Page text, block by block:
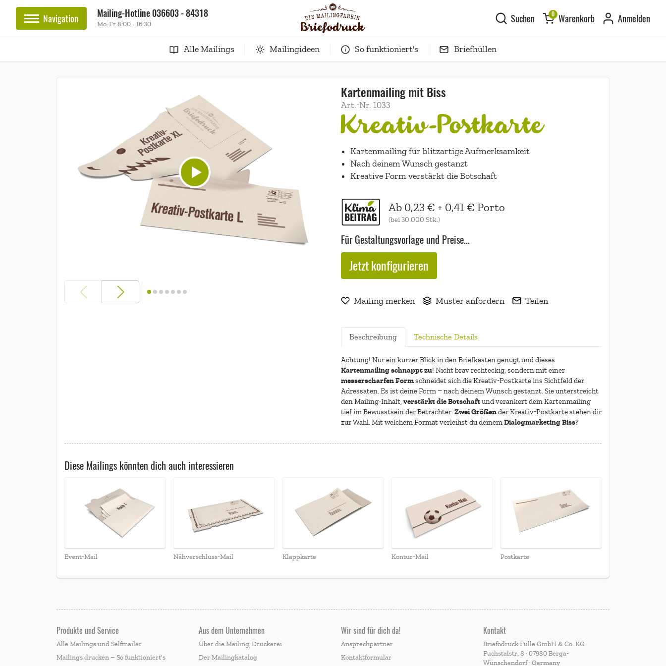
Navigation Mailing-Hotline036603 - 84318
Mo-Fr 8:00 - 16:30 Suchen Warenkorb
0 Anmelden
Alle Mailings Mailingideen So funktioniert's Briefhüllen
Die Kreativ-Postkarte L
Kartenmailing mit Biss
Art.-Nr. 1033
Kreativ-Postkarte
Kartenmailing für blitzartige Aufmerksamkeit
Nach deinem Wunsch gestanzt
Kreative Form verstärkt die Botschaft
Ab 0,23 € + 0,41 € Porto
(bei30.000 Stk.)
Für Gestaltungsvorlage und Preise...
Jetzt konfigurieren
Mailing merken Muster anfordern Teilen
Beschreibung Technische Details
Achtung! Nur ein kurzer Blick in den Briefkasten genügt und dieses
Kartenmailing schnappt zu! Nicht brav rechteckig, sondern mit einer
messerscharfen Formschneidet sich die Kreativ-Postkarte ins Sichtfeld der
Adressaten. Es ist deine Form – nach deinem Wunsch gestanzt. Sie unterstreicht
den Mailing-Inhalt, verstärkt die Botschaftund verankert dein Kartenmailing
tief im Bewusstsein der Betrachter.Zwei Größender Kreativ-Postkarte stehen dir
zur Wahl. Mit welchem Format verleihst du deinemDialogmarketing Biss?
Diese Mailings könnten dich auch interessieren
Event-Mail Nähverschluss-Mail Klappkarte Kontur-Mail Postkarte
Produkte und Service
Alle Mailings und Selfmailer
Mailings drucken – So funktioniert's
Aus dem Unternehmen
Über die Mailing-Druckerei
Der Mailingkatalog
Wir sind für dich da!
Ansprechpartner
Kontaktformular
Kontakt
Briefodruck Fülle GmbH & Co. KG
Fuchstalstr. 8 · 07980 Berga-
Wünschendorf · Germany